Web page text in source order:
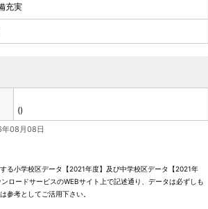
充実
()
08月08日
る小学校区データ【2021年度】及び中学校区データ【2021年
ロードサービスのWEBサイト上で記述通り、データは必ずしも
参考としてご活用下さい。